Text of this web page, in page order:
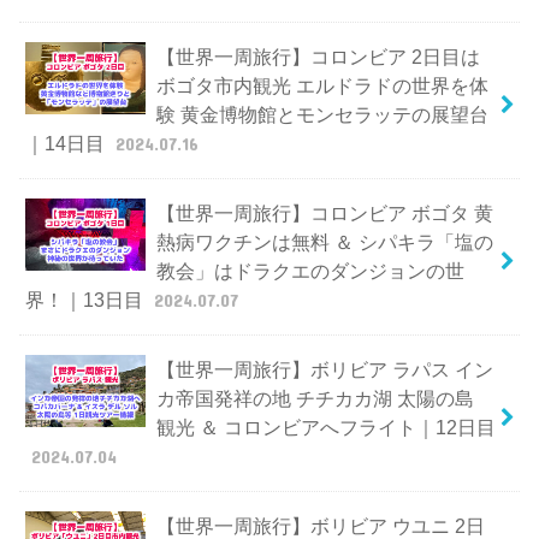
【世界一周旅行】コロンビア 2日目は
ボゴタ市内観光 エルドラドの世界を体
験 黄金博物館とモンセラッテの展望台
｜14日目
2024.07.16
【世界一周旅行】コロンビア ボゴタ 黄
熱病ワクチンは無料 ＆ シパキラ「塩の
教会」はドラクエのダンジョンの世
界！｜13日目
2024.07.07
【世界一周旅行】ボリビア ラパス イン
カ帝国発祥の地 チチカカ湖 太陽の島
観光 ＆ コロンビアへフライト｜12日目
2024.07.04
【世界一周旅行】ボリビア ウユニ 2日